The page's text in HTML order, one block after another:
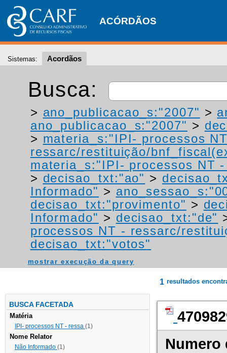
ACÓRDÃOS
Sistemas: Acordãos
Busca:
> ano_publicacao_s:"2007" >
ano_publicacao_s:"2007" >
> materia_s:"IPI- processos
ressarc/restituição/
materia_s:"IPI- processos NT
> decisao_txt:"ao" >
Informado" >
decisao_txt:"provimento" >
Informado" > decisao_txt:"de"
processos NT - ressarc/
decisao_txt:"votos"
mostrar execução da query
BUSCA FACETADA
Matéria
IPI- processos NT - ressa (1)
Nome Relator
Não Informado (1)
1 resultados
Numero